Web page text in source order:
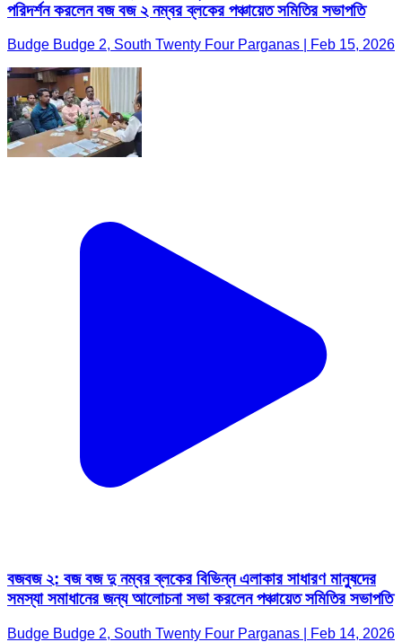
পরিদর্শন করলেন বজ বজ ২ নম্বর ব্লকের পঞ্চায়েত সমিতির সভাপতি
Budge Budge 2, South Twenty Four Parganas | Feb 15, 2026
বজবজ ২: বজ বজ দু নম্বর ব্লকের বিভিন্ন এলাকার সাধারণ মানুষদের
সমস্যা সমাধানের জন্য আলোচনা সভা করলেন পঞ্চায়েত সমিতির সভাপতি
Budge Budge 2, South Twenty Four Parganas | Feb 14, 2026